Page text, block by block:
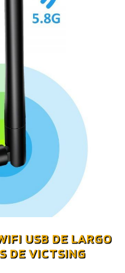
USB DE LARGO
DE VICTSING